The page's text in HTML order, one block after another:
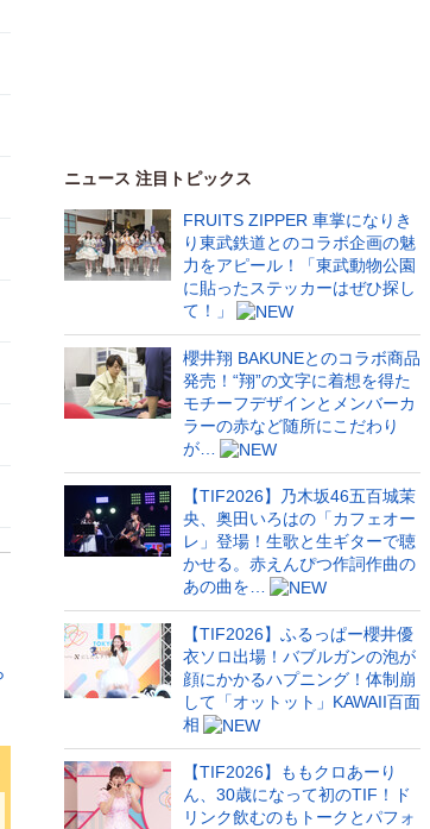
ニュース 注目トピックス
FRUITS ZIPPER 車掌になりき
り東武鉄道とのコラボ企画の魅
力をアピール！「東武動物公園
に貼ったステッカーはぜひ探し
て！」
櫻井翔 BAKUNEとのコラボ商品
発売！“翔”の文字に着想を得た
モチーフデザインとメンバーカ
ラーの赤など随所にこだわり
が…
【TIF2026】乃木坂46五百城茉
央、奥田いろはの「カフェオー
レ」登場！生歌と生ギターで聴
かせる。赤えんぴつ作詞作曲の
あの曲を…
【TIF2026】ふるっぱー櫻井優
衣ソロ出場！バブルガンの泡が
顔にかかるハプニング！体制崩
して「オットット」KAWAII百面
相
【TIF2026】ももクロあーり
ん、30歳になって初のTIF！ド
リンク飲むのもトークとパフォ